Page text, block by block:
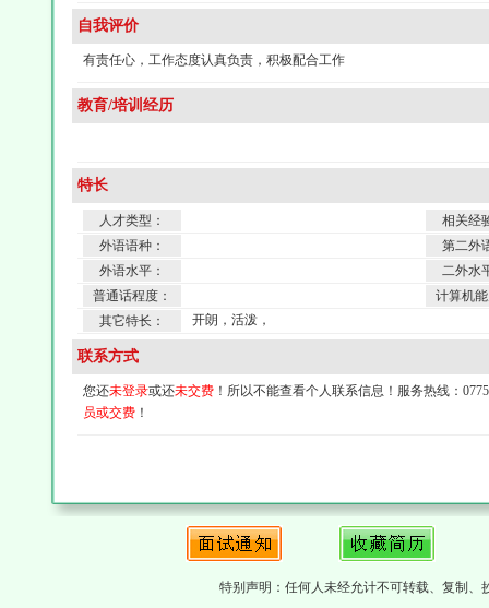
自我评价
有责任心，工作态度认真负责，积极配合工作
教育/培训经历
特长
人才类型：
相关经
外语语种：
第二外
外语水平：
二外水
普通话程度：
计算机
其它特长：
开朗，活泼，
联系方式
您还未登录或还未交费 ！所以不能查看个人联系信息！服务热线：
员或交费 ！
特别声明：任何人未经允计不可转载、复制